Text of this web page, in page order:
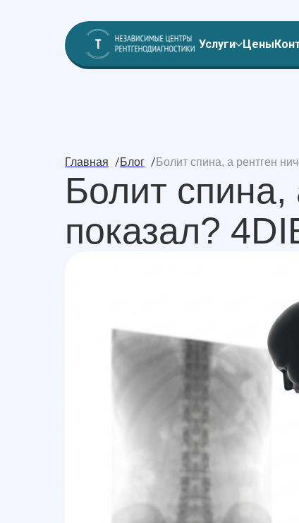
Услуги Цены
Главная /Блог / Болит спина, а рентген
Болит спина,
показал?